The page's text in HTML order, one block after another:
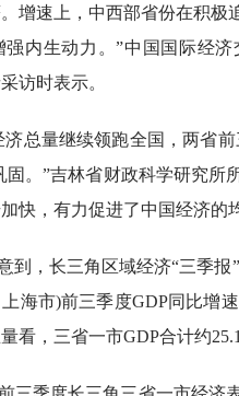
增速上，中西部省份在积极
强内生动力。”中国国际经
访时表示。
济总量继续领跑全国，两省
固。”吉林省财政科学研究
快，有力促进了中国经济的
到，长三角区域经济“三季报
海市)前三季度GDP同比增
看，三省一市GDP合计约